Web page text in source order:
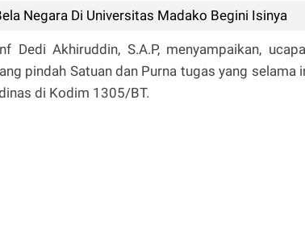
Negara Di Universitas Madako Begini Isinya
Akhiruddin, S.A.P, menyampaikan,
pindah Satuan dan Purna tugas yang selama
di Kodim 1305/BT.